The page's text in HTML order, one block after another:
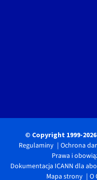
© Copyright 1999-2026
Regulaminy
Ochrona
Prawa i
Dokumentacja ICANN dla
Mapa strony
O